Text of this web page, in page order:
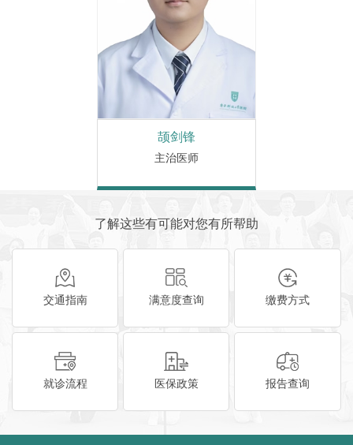
颉剑锋
主治医师
了解这些有可能对您有所帮助
交通指南 满意度查询 缴费方式
就诊流程 医保政策 报告查询